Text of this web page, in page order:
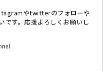
やtwitterのフォローや
です。応援よろしくお願いし